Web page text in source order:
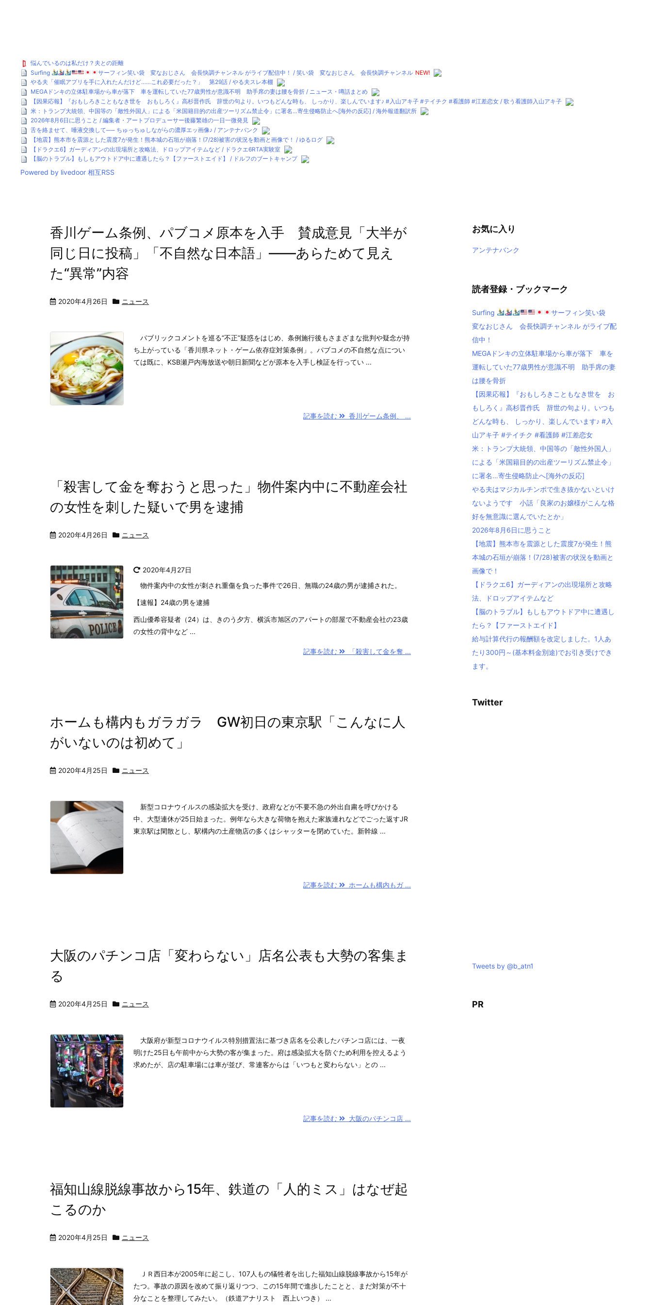
悩んでいるのは私だけ？夫との距離
Surfing
サーフィン笑い袋 変なおじさん 会長快調チャンネル がライブ配信中！ / 笑い袋 変なおじさん 会長快調チャンネル NEW!
やる夫「催眠アプリを手に入れたんだけど……これ必要だった？」 第29話 / やる夫スレ本棚
MEGAドンキの立体駐車場から車が落下 車を運転していた77歳男性が意識不明 助手席の妻は腰を骨折 / ニュース・噂話まとめ
【因果応報】『おもしろきこともなき世を おもしろく』高杉晋作氏 辞世の句より。いつもどんな時も、 しっかり、楽しんでいます♪ #入山アキ子 #テイチク #看護師 #江差恋女 / 歌う看護師入山アキ子
米：トランプ大統領、中国等の「敵性外国人」による「米国籍目的の出産ツーリズム禁止令」に署名…寄生侵略防止へ[海外の反応] / 海外報道翻訳所
2026年8月6日に思うこと / 編集者・アートプロデューサー後藤繁雄の一日一微発見
舌を絡ませて、唾液交換して── ちゅっちゅしながらの濃厚エッ画像♪ / アンテナバンク
【地震】熊本市を震源とした震度7が発生！熊本城の石垣が崩落！(7/28)被害の状況を動画と画像で！ / ゆるログ
【ドラクエ6】ガーディアンの出現場所と攻略法、ドロップアイテムなど / ドラクエ6RTA実験室
【脳のトラブル】もしもアウトドア中に遭遇したら？【ファーストエイド】 / ドルフのブートキャンプ
Powered by livedoor 相互RSS
香川ゲーム条例、パブコメ原本を入手 賛成意見「大半が
同じ日に投稿」「不自然な日本語」――あらためて見え
た“異常”内容
2020年4月26日 ニュース
パブリックコメントを巡る“不正”疑惑をはじめ、条例施行後もさまざまな批判や疑念が持
ち上がっている「香川県ネット・ゲーム依存症対策条例」。パブコメの不自然な点につい
ては既に、KSB瀬戸内海放送や朝日新聞などが原本を入手し検証を行ってい ...
記事を読む 香川ゲーム条例、 ...
「殺害して金を奪おうと思った」物件案内中に不動産会社
の女性を刺した疑いで男を逮捕
2020年4月26日 ニュース
2020年4月27日
物件案内中の女性が刺され重傷を負った事件で26日、無職の24歳の男が逮捕された。
【速報】24歳の男を逮捕
西山優希容疑者（24）は、きのう夕方、横浜市旭区のアパートの部屋で不動産会社の23歳
の女性の背中など ...
記事を読む 「殺害して金を奪 ...
ホームも構内もガラガラ GW初日の東京駅「こんなに人
がいないのは初めて」
2020年4月25日 ニュース
新型コロナウイルスの感染拡大を受け、政府などが不要不急の外出自粛を呼びかける
中、大型連休が25日始まった。例年なら大きな荷物を抱えた家族連れなどでごった返すJR
東京駅は閑散とし、駅構内の土産物店の多くはシャッターを閉めていた。新幹線 ...
記事を読む ホームも構内もガ ...
大阪のパチンコ店「変わらない」店名公表も大勢の客集ま
る
2020年4月25日 ニュース
大阪府が新型コロナウイルス特別措置法に基づき店名を公表したパチンコ店には、一夜
明けた25日も午前中から大勢の客が集まった。府は感染拡大を防ぐため利用を控えるよう
求めたが、店の駐車場には車が並び、常連客からは「いつもと変わらない」との ...
記事を読む 大阪のパチンコ店 ...
福知山線脱線事故から15年、鉄道の「人的ミス」はなぜ起
こるのか
2020年4月25日 ニュース
ＪＲ西日本が2005年に起こし、107人もの犠牲者を出した福知山線脱線事故から15年が
たつ。事故の原因を改めて振り返りつつ、この15年間で進歩したことと、まだ対策が不十
分なことを整理してみたい。（鉄道アナリスト 西上いつき） ...
お気に入り
アンテナバンク
読者登録・ブックマーク
Surfing
サーフィン笑い袋
変なおじさん 会長快調チャンネル がライブ配
信中！
MEGAドンキの立体駐車場から車が落下 車を
運転していた77歳男性が意識不明 助手席の妻
は腰を骨折
【因果応報】『おもしろきこともなき世を お
もしろく』高杉晋作氏 辞世の句より。いつも
どんな時も、 しっかり、楽しんでいます♪ #入
山アキ子 #テイチク #看護師 #江差恋女
米：トランプ大統領、中国等の「敵性外国人」
による「米国籍目的の出産ツーリズム禁止令」
に署名…寄生侵略防止へ[海外の反応]
やる夫はマジカルチンポで生き抜かないといけ
ないようです 小話「良家のお嬢様がこんな格
好を無意識に選んでいたとか」
2026年8月6日に思うこと
【地震】熊本市を震源とした震度7が発生！熊
本城の石垣が崩落！(7/28)被害の状況を動画と
画像で！
【ドラクエ6】ガーディアンの出現場所と攻略
法、ドロップアイテムなど
【脳のトラブル】もしもアウトドア中に遭遇し
たら？【ファーストエイド】
給与計算代行の報酬額を改定しました。1人あ
たり300円～(基本料金別途)でお引き受けでき
ます。
Twitter
Tweets by @b_atn1
PR